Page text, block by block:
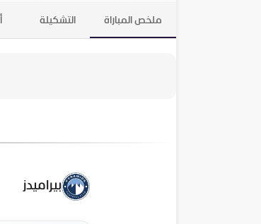
ملخص المباراة التشكيلة
بيراميدز